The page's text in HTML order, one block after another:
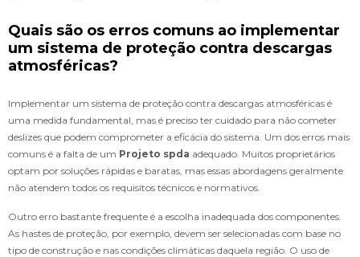
Quais são os erros comuns ao implementar
um sistema de proteção contra descargas
atmosféricas?
Implementar um sistema de proteção contra descargas atmosféricas é
uma medida fundamental, mas é preciso ter cuidado para não cometer
deslizes que podem comprometer a eficácia do sistema. Um dos erros mais
comuns é a falta de um Projeto spda adequado. Muitos proprietários
optam por soluções rápidas e baratas, mas essas abordagens geralmente
não atendem todos os requisitos técnicos e normativos.
Outro erro bastante frequente é a escolha inadequada dos componentes.
As hastes de proteção, por exemplo, devem ser selecionadas com base no
tipo de construção e nas condições climáticas daquela região. O uso de